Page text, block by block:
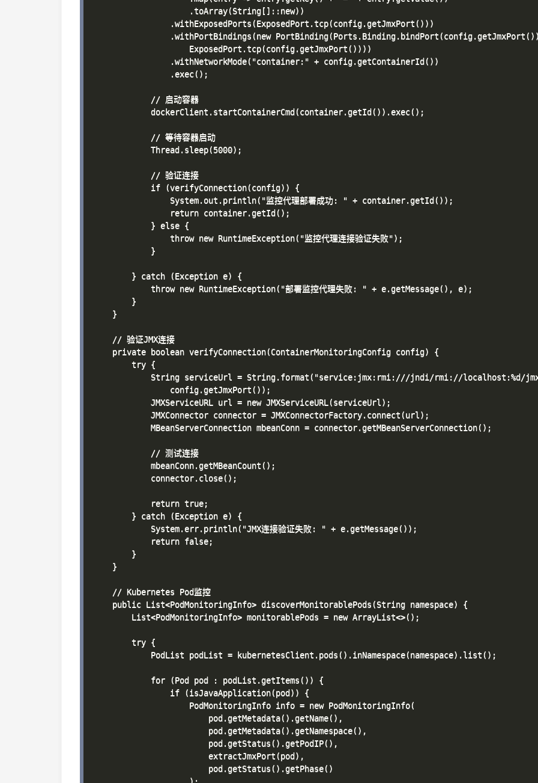
                    .toArray(String[]::new))
                .withExposedPorts(ExposedPort.tcp(config.getJmxPort()))
.withPortBindings(new
                    ExposedPort.tcp(config.getJmxPort())))
                .withNetworkMode("container:" + config.getContainerId())
                .exec();
            // 启动容器
            dockerClient.startContainerCmd(container.getId()).exec();
            // 等待容器启动
            Thread.sleep(5000);
            // 验证连接
            if (verifyConnection(config)) {
                System.out.println("监控代理部署成功: " + container.getId());
                return container.getId();
            } else {
                throw new RuntimeException("监控代理连接验证失败");
            }
        } catch (Exception e) {
            throw new RuntimeException("部署监控代理失败: " + e.getMessage(), e);
        }
    }
    // 验证JMX连接
    private boolean verifyConnection(ContainerMonitoringConfig config) {
        try {
String serviceUrl = String.format("service:jmx:rmi:///jndi/rmi://localhost:%d/
                config.getJmxPort());
            JMXServiceURL url = new JMXServiceURL(serviceUrl);
            JMXConnector connector = JMXConnectorFactory.connect(url);
            MBeanServerConnection mbeanConn = connector.getMBeanServerConnection();
            // 测试连接
            mbeanConn.getMBeanCount();
            connector.close();
            return true;
        } catch (Exception e) {
            System.err.println("JMX连接验证失败: " + e.getMessage());
            return false;
        }
    }
    // Kubernetes Pod监控
    public List<PodMonitoringInfo> discoverMonitorablePods(String namespace) {
        List<PodMonitoringInfo> monitorablePods = new ArrayList<>();
        try {
            PodList podList = kubernetesClient.pods().inNamespace(namespace).list();
            for (Pod pod : podList.getItems()) {
                if (isJavaApplication(pod)) {
                    PodMonitoringInfo info = new PodMonitoringInfo(
                        pod.getMetadata().getName(),
                        pod.getMetadata().getNamespace(),
                        pod.getStatus().getPodIP(),
                        extractJmxPort(pod),
                        pod.getStatus().getPhase()